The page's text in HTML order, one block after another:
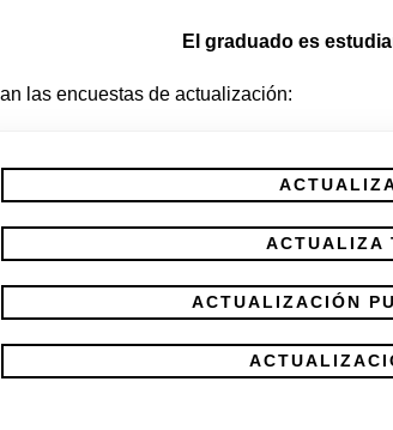
El graduado es
las encuestas de actualización:
ACTUALIZA
ACTUALIZACIÓN